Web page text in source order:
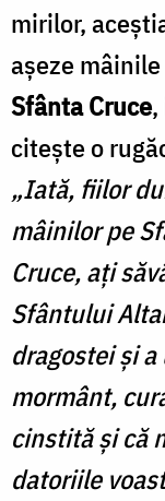
mirilor,
așeze
Sfânta Cruce,
citește o
„Iată, fiilor
mâinilor pe
Cruce, ați
Sfântului
dragostei și
mormânt,
cinstită și că
datoriile